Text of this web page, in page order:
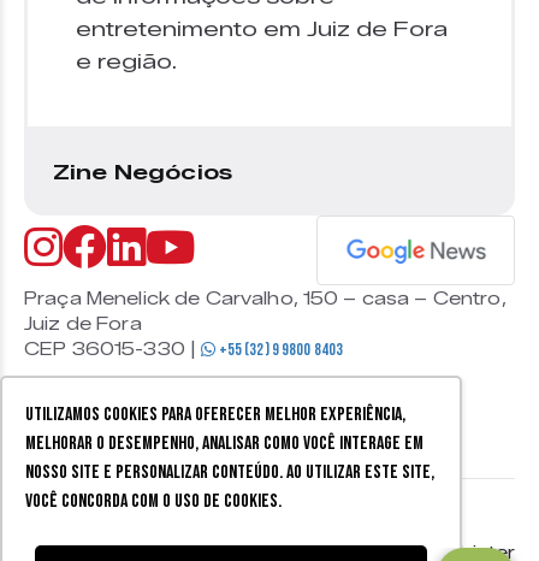
Utilizamos cookies para oferecer melhor experiência,
melhorar o desempenho, analisar como você interage em
nosso site e personalizar conteúdo. Ao utilizar este site,
você concorda com o uso de cookies.
entretenimento em Juiz de Fora
e região.
Zine Negócios
Praça Menelick de Carvalho, 150 – casa – Centro,
Juiz de Fora
CEP 36015-330 |
+55 (32) 9 9800 8403
Mobister